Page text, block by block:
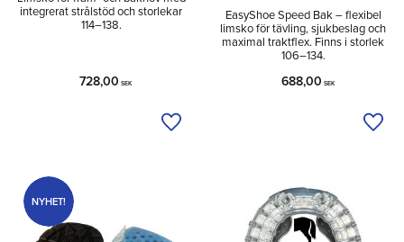
integrerat strålstöd och storlekar
114–138.
728,00 SEK
Lägg till i önskelista
EasyShoe Speed Bak – flexibel
limsko för tävling, sjukbeslag och
maximal traktflex. Finns i storlek
106–134.
688,00 SEK
NYHET!